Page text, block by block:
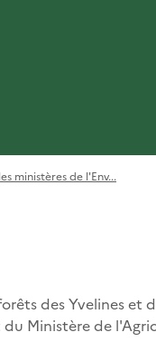
ministères de l'Env...
des Yvelines
Ministère de